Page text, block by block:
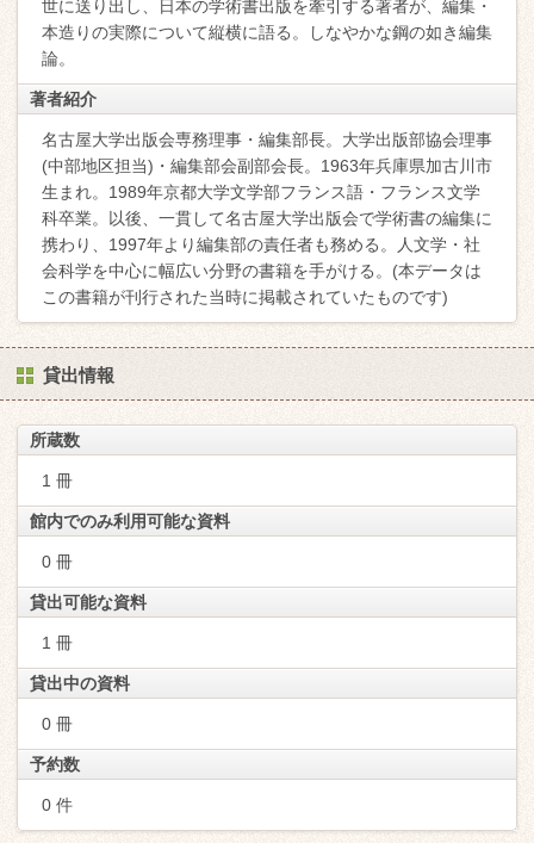
世に送り出し、日本の学術書出版を牽引する著者が、編集・
本造りの実際について縦横に語る。しなやかな鋼の如き編集
論。
著者紹介
名古屋大学出版会専務理事・編集部長。大学出版部協会理事
(中部地区担当)・編集部会副部会長。1963年兵庫県加古川市
生まれ。1989年京都大学文学部フランス語・フランス文学
科卒業。以後、一貫して名古屋大学出版会で学術書の編集に
携わり、1997年より編集部の責任者も務める。人文学・社
会科学を中心に幅広い分野の書籍を手がける。(本データは
この書籍が刊行された当時に掲載されていたものです)
貸出情報
所蔵数
1 冊
館内でのみ利用可能な資料
0 冊
貸出可能な資料
1 冊
貸出中の資料
0 冊
予約数
0 件